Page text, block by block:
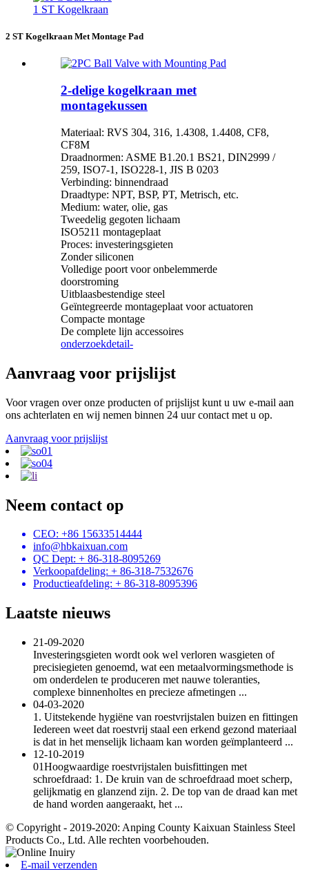
1 ST Kogelkraan
2 ST Kogelkraan Met Montage Pad
2-delige kogelkraan met
montagekussen
Materiaal: RVS 304, 316, 1.4308, 1.4408, CF8,
CF8M
Draadnormen: ASME B1.20.1 BS21, DIN2999 /
259, ISO7-1, ISO228-1, JIS B 0203
Verbinding: binnendraad
Draadtype: NPT, BSP, PT, Metrisch, etc.
Medium: water, olie, gas
Tweedelig gegoten lichaam
ISO5211 montageplaat
Proces: investeringsgieten
Zonder siliconen
Volledige poort voor onbelemmerde
doorstroming
Uitblaasbestendige steel
Geïntegreerde montageplaat voor actuatoren
Compacte montage
De complete lijn accessoires
onderzoekdetail-
Aanvraag voor prijslijst
Voor vragen over onze producten of prijslijst kunt u uw e-mail aan
ons achterlaten en wij nemen binnen 24 uur contact met u op.
Aanvraag voor prijslijst
Neem contact op
CEO: +86 15633514444
info@hbkaixuan.com
QC Dept: + 86-318-8095269
Verkoopafdeling: + 86-318-7532676
Productieafdeling: + 86-318-8095396
Laatste nieuws
21-09-2020
Investeringsgieten wordt ook wel verloren wasgieten of
precisiegieten genoemd, wat een metaalvormingsmethode is
om onderdelen te produceren met nauwe toleranties,
complexe binnenholtes en precieze afmetingen ...
04-03-2020
1. Uitstekende hygiëne van roestvrijstalen buizen en fittingen
Iedereen weet dat roestvrij staal een erkend gezond materiaal
is dat in het menselijk lichaam kan worden geïmplanteerd ...
12-10-2019
01Hoogwaardige roestvrijstalen buisfittingen met
schroefdraad: 1. De kruin van de schroefdraad moet scherp,
gelijkmatig en glanzend zijn. 2. De top van de draad kan met
de hand worden aangeraakt, het ...
© Copyright - 2019-2020: Anping County Kaixuan Stainless Steel
Products Co., Ltd. Alle rechten voorbehouden.
E-mail verzenden